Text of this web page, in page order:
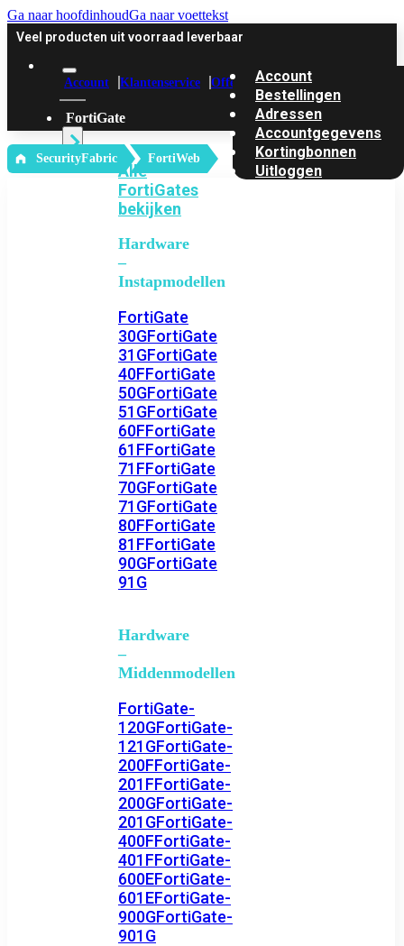
Ga naar hoofdinhoudGa naar voettekst
Veel producten uit voorraad leverbaar
Account Klantenservice Offerte
FortiGate
Alle
FortiGates
bekijken
Hardware
–
Instapmodellen
FortiGate
30GFortiGate
31GFortiGate
40FFortiGate
50GFortiGate
51GFortiGate
60FFortiGate
61FFortiGate
71FFortiGate
70GFortiGate
71GFortiGate
80FFortiGate
81FFortiGate
90GFortiGate
91G
Hardware
–
Middenmodellen
FortiGate-
120GFortiGate-
121GFortiGate-
200FFortiGate-
201FFortiGate-
200GFortiGate-
201GFortiGate-
400FFortiGate-
401FFortiGate-
600EFortiGate-
601EFortiGate-
900GFortiGate-
901G
Account
Bestellingen
Adressen
Accountgegevens
Kortingbonnen
Uitloggen
‎ SecurityFabric FortiWeb